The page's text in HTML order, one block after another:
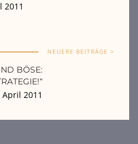
2011
NEUERE BEITRÄGE >
BÖSE:
April 2011